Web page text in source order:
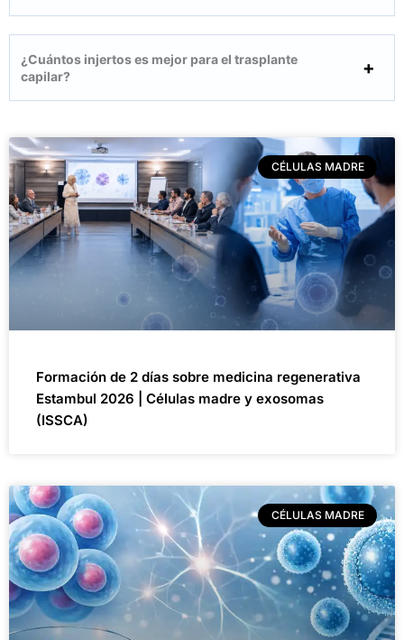
¿Cuántos injertos es mejor para el trasplante
capilar?
CÉLULAS MADRE
Formación de 2 días sobre medicina regenerativa
Estambul 2026 | Células madre y exosomas
(ISSCA)
CÉLULAS MADRE